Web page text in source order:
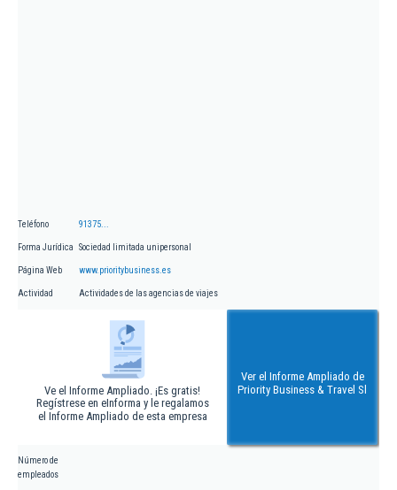
Teléfono 91375...
Forma Jurídica Sociedad limitada unipersonal
Página Web www.prioritybusiness.es
Actividad Actividades de las agencias de viajes
Ve el Informe Ampliado. ¡Es gratis!
Regístrese en eInforma y le regalamos
el Informe Ampliado de esta empresa
Ver el Informe Ampliado de
Priority Business & Travel Sl
Número de
empleados